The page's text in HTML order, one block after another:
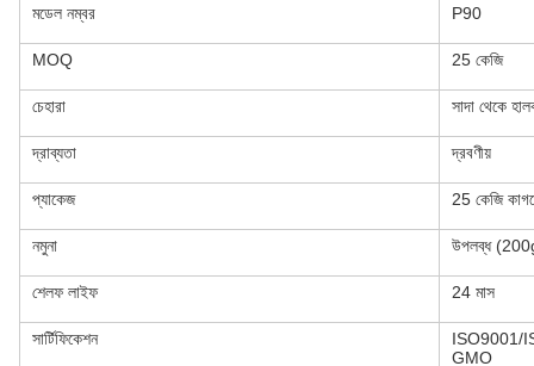
মডেল নম্বর P90
MOQ 25 কেজি
চেহারা সাদা থেকে
দ্রাব্যতা দ্রবণীয়
প্যাকেজ 25 কেজি
নমুনা উপলব্ধ
শেলফ লাইফ 24 মাস
সার্টিফিকেশন
ISO9001/
GMO